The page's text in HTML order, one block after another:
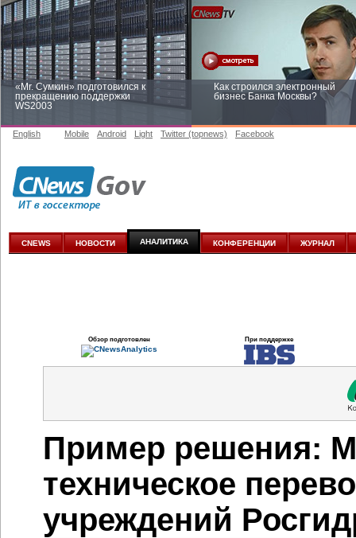
«Mr. Сумкин» подготовился к
прекращению поддержки
WS2003
Как строился электронный
бизнес Банка Москвы?
Заоблачная оптимизация: как
аналитике
English Mobile Android Light Twitter (topnews) Facebook
CNEWS НОВОСТИ АНАЛИТИКА КОНФЕРЕНЦИИ ЖУРНАЛ
Обзор подготовлен При поддержке
Пример решения:
техническое
учреждений